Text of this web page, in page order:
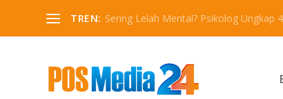
TREN: Sering Lelah Mental? Psikolog Ungkap